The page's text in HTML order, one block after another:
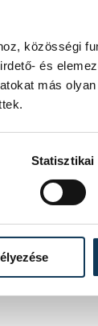
közösségi
és
más
Statisztikai